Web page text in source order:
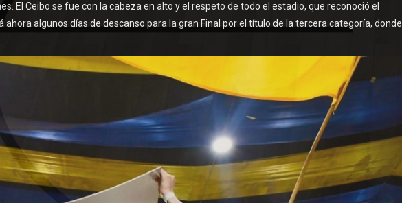
El Ceibo se fue con la cabeza en alto y el respeto de todo el estadio, que reconoció el
algunos días de descanso para la gran Final por el título de la tercera categoría, donde